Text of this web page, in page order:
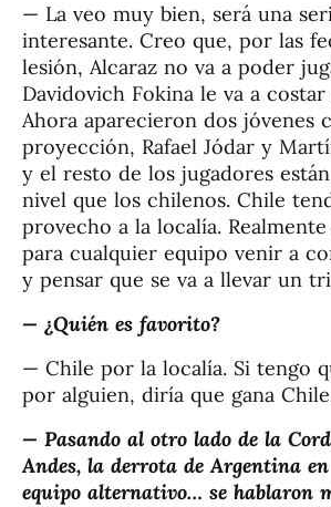
— La veo muy bien, será una
interesante. Creo que, por las
lesión, Alcaraz no va a poder
Davidovich Fokina le va a
Ahora aparecieron dos jóvenes
proyección, Rafael Jódar y
y el resto de los jugadores
nivel que los chilenos. Chile
provecho a la localía.
para cualquier equipo venir a
y pensar que se va a llevar un
— ¿Quién es favorito?
— Chile por la localía. Si tengo
por alguien, diría que gana
— Pasando al otro lado de la
Andes, la derrota de Argentina
equipo alternativo… se hablaron